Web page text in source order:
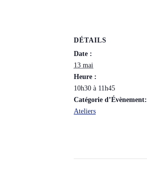
DÉTAILS
Date :
13 mai
Heure :
10h30 à 11h45
Catégorie d’Évènement:
Ateliers